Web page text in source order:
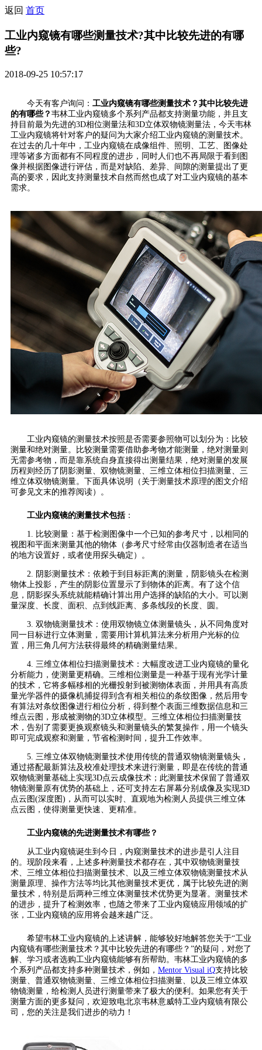
返回 首页
工业内窥镜有哪些测量技术?其中比较先进的有哪
些?
2018-09-25 10:57:17
今天有客户询问： 工业内窥镜有哪些测量技术？其中比较先进
的有哪些？ 韦林工业内窥镜多个系列产品都支持测量功能，并且支
持目前最为先进的3D相位测量法和3D立体双物镜测量法，今天韦林
工业内窥镜将针对客户的疑问为大家介绍工业内窥镜的测量技术。
在过去的几十年中，工业内窥镜在成像组件、照明、工艺、图像处
理等诸多方面都有不同程度的进步，同时人们也不再局限于看到图
像并根据图像进行评估，而是对缺陷、差异、间隙的测量提出了更
高的要求，因此支持测量技术自然而然也成了对工业内窥镜的基本
需求。
工业内窥镜的测量技术按照是否需要参照物可以划分为：比较
测量和绝对测量。比较测量需要借助参考物才能测量，绝对测量则
无需参考物，而是靠系统自身直接得出测量结果，绝对测量的发展
历程则经历了阴影测量、双物镜测量、三维立体相位扫描测量、三
维立体双物镜测量。下面具体说明（关于测量技术原理的图文介绍
可参见文末的推荐阅读）。
工业内窥镜的测量技术包括：
1. 比较测量：基于检测图像中一个已知的参考尺寸，以相同的
视图和平面来测量其他的物体（参考尺寸经常由仪器制造者在适当
的地方设置好，或者使用探头确定）。
2. 阴影测量技术：依赖于到目标距离的测量，阴影镜头在检测
物体上投影，产生的阴影位置显示了到物体的距离。有了这个信
息，阴影探头系统就能精确计算出用户选择的缺陷的大小。可以测
量深度、长度、面积、点到线距离、多条线段的长度、圆。
3. 双物镜测量技术：使用双物镜立体测量镜头，从不同角度对
同一目标进行立体测量，需要用计算机算法来分析用户光标的位
置，用三角几何方法获得最终的精确测量结果。
4. 三维立体相位扫描测量技术：大幅度改进工业内窥镜的量化
分析能力，使测量更精确。三维相位测量是一种基于现有光学计量
的技术，它将多幅移相的光栅投射到被测物体表面，并用具有高质
量光学器件的摄像机捕捉得到含有相关相位的条纹图像，然后用专
有算法对条纹图像进行相位分析，得到整个表面三维数据信息和三
维点云图，形成被测物的3D立体模型。 三维立体相位扫描测量技
术， 告别了需要更换观察镜头和测量镜头的繁复操作，用一个镜头
即可完成观察和测量，节省检测时间，提升工作效率。
5. 三维立体双物镜测量技术使用传统的普通双物镜测量镜头，
通过搭配最新算法及校准处理技术来进行测量，即是在传统的普通
双物镜测量基础上实现3D点云成像技术；此测量技术保留了普通双
物镜测量原有优势的基础上，还可支持左右屏幕分别成像及实现3D
点云图(深度图)，从而可以实时、直观地为检测人员提供三维立体
点云图，使得测量更快速、更精准。
工业内窥镜的先进测量技术有哪些？
从工业内窥镜诞生到今日，内窥测量技术的进步是引人注目
的。现阶段来看，上述多种测量技术都存在，其中双物镜测量技
术、三维立体相位扫描测量技术、以及三维立体双物镜测量技术从
测量原理、操作方法等均比其他测量技术更优，属于比较先进的测
量技术，特别是后两种三维立体测量技术优势更为显著。测量技术
的进步，提升了检测效率，也随之带来了工业内窥镜应用领域的扩
张，工业内窥镜的应用将会越来越广泛。
希望韦林工业内窥镜的上述讲解，能够较好地解答您关于“工业
内窥镜有哪些测量技术？其中比较先进的有哪些？”的疑问，对您了
解、学习或者选购工业内窥镜能够有所帮助。韦林工业内窥镜的多
个系列产品都支持多种测量技术，例如， Mentor Visual iQ支持比较
测量、普通双物镜测量、三维立体相位扫描测量、以及三维立体双
物镜测量，给检测人员进行测量带来了极大的便利。如果您有关于
测量方面的更多疑问，欢迎致电北京韦林意威特工业内窥镜有限公
司，您的关注是我们进步的动力！